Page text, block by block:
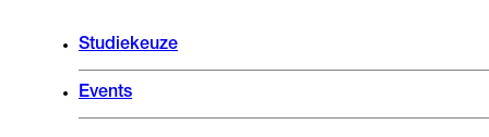
Studiekeuze
Events